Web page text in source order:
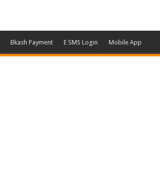
Bkash Payment E SMS Login Mobile App